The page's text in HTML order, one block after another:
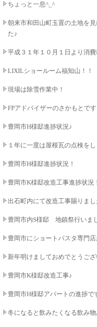
ちょっと一息^_^
朝来市和田山町玉置の土地を見
た♪
平成３１年１０月１日より消費
LIXILショールーム福知山！！
現場は除雪作業中！
FPアドバイザーのさかもとです
豊岡市H様邸進捗状況♪
１年に一度は屋根瓦の点検をし
豊岡市H様邸進捗状況！
豊岡市K様邸改造工事進捗状況！
出石町内にて改造工事賜りまし
豊岡市内S様邸 地鎮祭行いま
豊岡市にショートパスタ専門
新年明けましておめでとうござ
豊岡市K様邸改造工事♪
豊岡市H様邸アパートの進捗で
冬になると飲みたくなる飲み物